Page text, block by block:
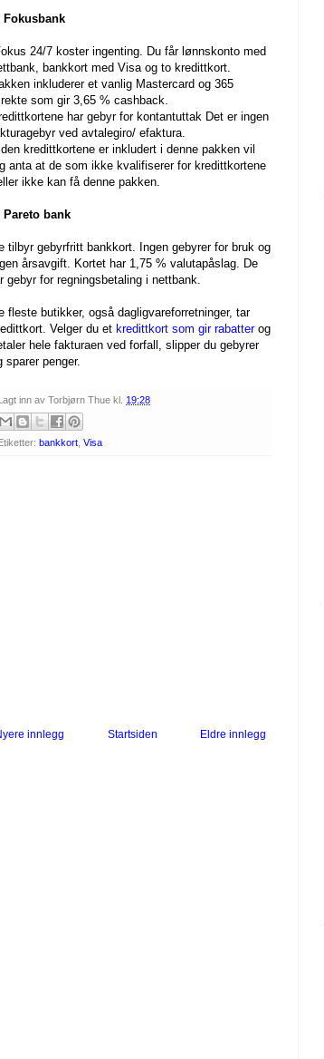
Fokusbank
24/7 koster ingenting. Du får lønnskonto med
bankkort med Visa og to kredittkort.
inkluderer et vanlig Mastercard og 365
som gir 3,65 % cashback.
har gebyr for kontantuttak Det er ingen
ved avtalegiro/ efaktura.
kredittkortene er inkludert i denne pakken vil
anta at de som ikke kvalifiserer for kredittkortene
ikke kan få denne pakken.
Pareto bank
tilbyr gebyrfritt bankkort. Ingen gebyrer for bruk og
årsavgift. Kortet har 1,75 % valutapåslag. De
gebyr for regningsbetaling i nettbank.
fleste butikker, også dagligvareforretninger, tar
Velger du et kredittkort som gir rabatterog
hele fakturaen ved forfall, slipper du gebyrer
sparer penger.
inn av Torbjørn Thue kl. 19:28
bankkort Visa
innlegg Eldre innlegg
Startsiden